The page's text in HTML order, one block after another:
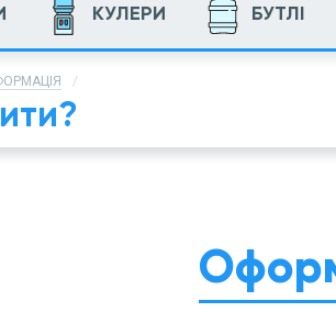
КУЛЕРИ БУТЛІ